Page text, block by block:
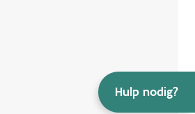
Hulp nodig?